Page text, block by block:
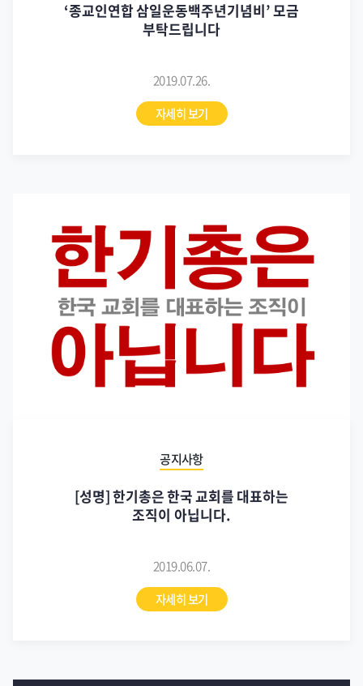
‘종교인연합 삼일운동백주년기념비’ 모금
부탁드립니다
2019.07.26.
자세히 보기
공지사항
[성명] 한기총은 한국 교회를 대표하는
조직이 아닙니다.
2019.06.07.
자세히 보기